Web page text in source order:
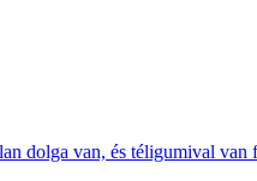
dolga van, és téligumival van